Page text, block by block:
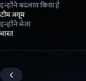
इन्होंने बदलाव किया है
टीम अयूम
इन्होंने भेजा
भारत